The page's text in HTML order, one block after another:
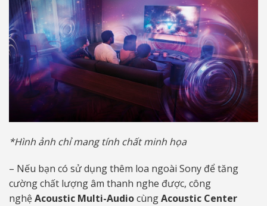
*Hình ảnh chỉ mang tính chất minh họa
– Nếu bạn có sử dụng thêm loa ngoài Sony để tăng
cường chất lượng âm thanh nghe được, công
nghệAcoustic Multi-AudiocùngAcoustic Center